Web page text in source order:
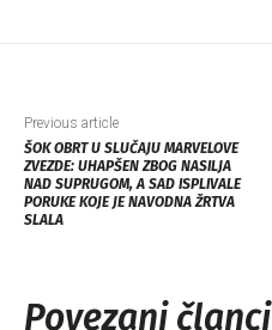
Previous article
ŠOK OBRT U SLUČAJU MARVELOVE
ZVEZDE: UHAPŠEN ZBOG NASILJA
NAD SUPRUGOM, A SAD ISPLIVALE
PORUKE KOJE JE NAVODNA ŽRTVA
SLALA
Povezani članci